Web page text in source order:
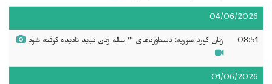
04/06/2026
08:51 زنان کورد سوریه: دستاوردهای ۱۴ ساله زنان نباید نادیده گرفته شود
01/06/2026